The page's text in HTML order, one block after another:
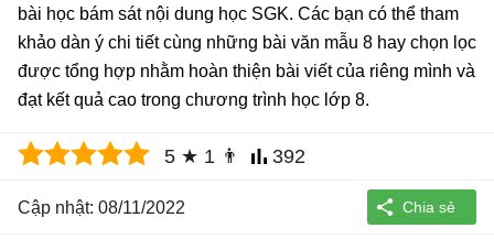
bài học bám sát nội dung học SGK. Các bạn có thể tham
khảo dàn ý chi tiết cùng những bài văn mẫu 8 hay chọn lọc
được tổng hợp nhằm hoàn thiện bài viết của riêng mình và
đạt kết quả cao trong chương trình học lớp 8.
5 ★ 1 👨 392
Cập nhật: 08/11/2022